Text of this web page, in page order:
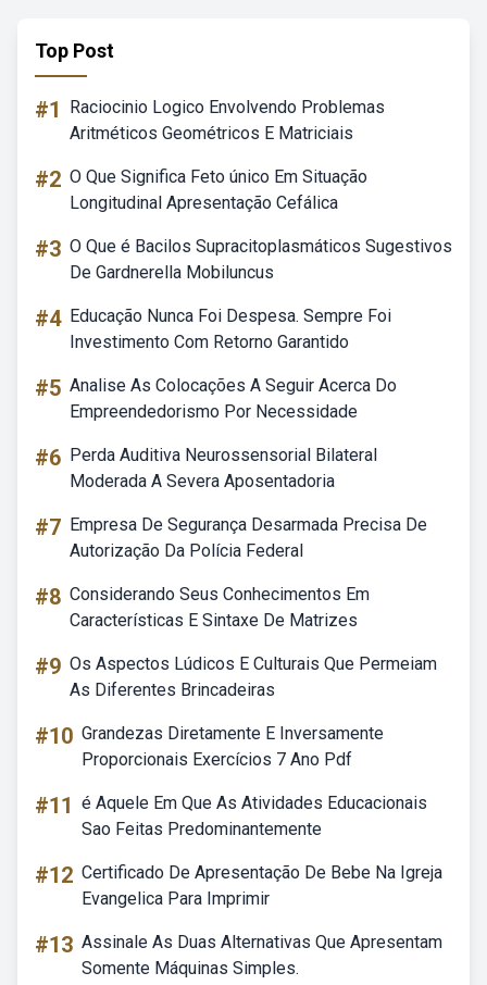
Top Post
#1
Raciocinio Logico Envolvendo Problemas
Aritméticos Geométricos E Matriciais
#2 O Que Significa Feto único Em Situação
Longitudinal Apresentação Cefálica
#3 O Que é Bacilos Supracitoplasmáticos Sugestivos
De Gardnerella Mobiluncus
#4 Educação Nunca Foi Despesa. Sempre Foi
Investimento Com Retorno Garantido
#5 Analise As Colocações A Seguir Acerca Do
Empreendedorismo Por Necessidade
#6 Perda Auditiva Neurossensorial Bilateral
Moderada A Severa Aposentadoria
#7 Empresa De Segurança Desarmada Precisa De
Autorização Da Polícia Federal
#8 Considerando Seus Conhecimentos Em
Características E Sintaxe De Matrizes
#9 Os Aspectos Lúdicos E Culturais Que Permeiam
As Diferentes Brincadeiras
#10 Grandezas Diretamente E Inversamente
Proporcionais Exercícios 7 Ano Pdf
#11 é Aquele Em Que As Atividades Educacionais
Sao Feitas Predominantemente
#12 Certificado De Apresentação De Bebe Na Igreja
Evangelica Para Imprimir
#13 Assinale As Duas Alternativas Que Apresentam
Somente Máquinas Simples.